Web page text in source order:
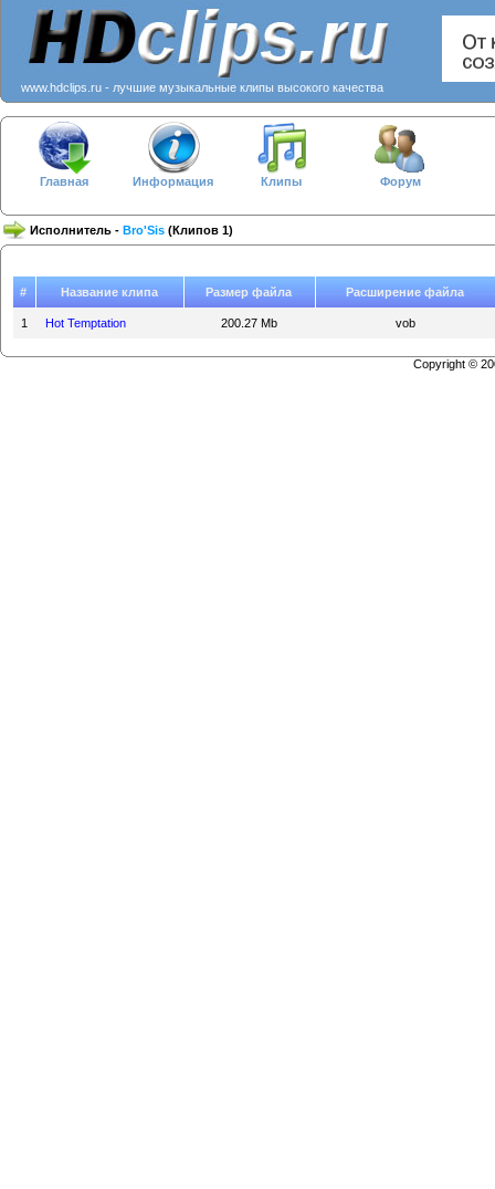
www.hdclips.ru - лучшие музыкальные клипы высокого качества
Главная Информация Клипы Форум
Исполнитель - Bro'Sis (Клипов 1)
# Название клипа Размер файла Расширение файла
1 Hot Temptation 200.27 Mb vob
Copyright ©